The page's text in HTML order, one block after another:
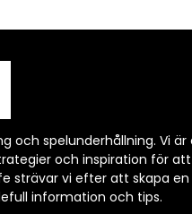
och spelunderhållning. Vi är
och inspiration för
strävar vi efter att skapa
information och tips.